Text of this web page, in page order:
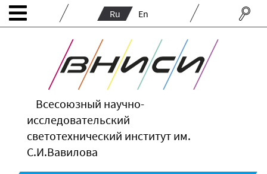
Ru En
Всесоюзный научно-
исследовательский
светотехнический институт им.
С.И.Вавилова